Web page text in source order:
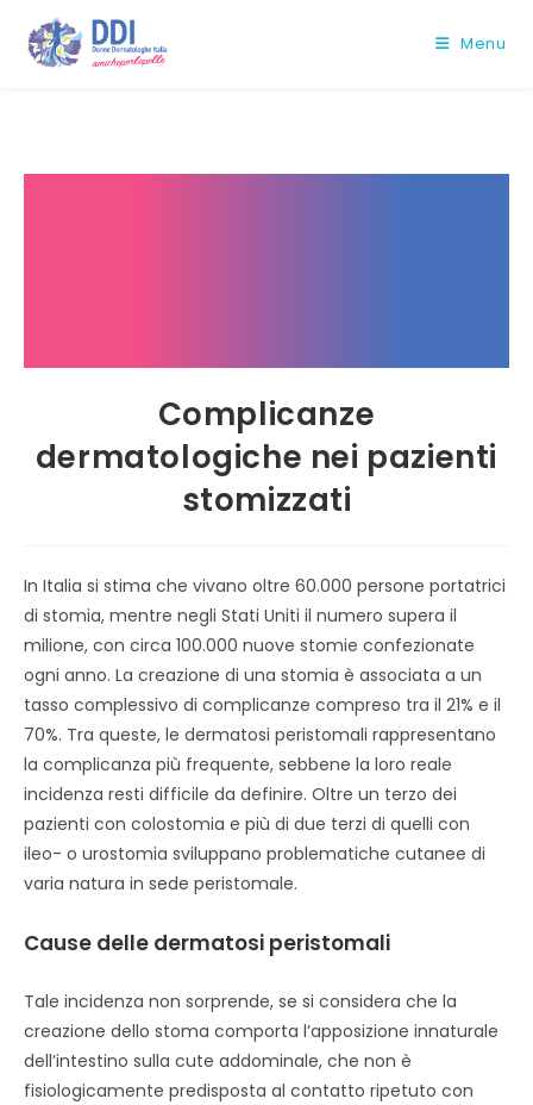
contenuto
Menu
Complicanze
dermatologiche nei pazienti
stomizzati
In Italia si stima che vivano oltre 60.000 persone portatrici
di stomia, mentre negli Stati Uniti il numero supera il
milione, con circa 100.000 nuove stomie confezionate
ogni anno. La creazione di una stomia è associata a un
tasso complessivo di complicanze compreso tra il 21% e il
70%. Tra queste, le dermatosi peristomali rappresentano
la complicanza più frequente, sebbene la loro reale
incidenza resti difficile da definire. Oltre un terzo dei
pazienti con colostomia e più di due terzi di quelli con
ileo- o urostomia sviluppano problematiche cutanee di
varia natura in sede peristomale.
Cause delle dermatosi peristomali
Tale incidenza non sorprende, se si considera che la
creazione dello stoma comporta l’apposizione innaturale
dell’intestino sulla cute addominale, che non è
fisiologicamente predisposta al contatto ripetuto con